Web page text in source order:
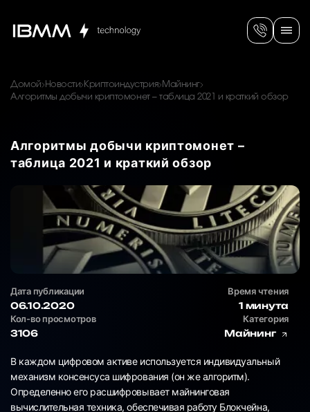
Домой Новости Криптоиндустрия Майнинг
Алгоритмы добычи криптомонет – таблица 2021 и краткий обзор
Алгоритмы добычи криптомонет –
таблица 2021 и краткий обзор
Дата публикации
06.10.2020
Время чтения
1 минута
Кол-во просмотров
3106
Категория
Майнинг
В каждом цифровом активе используется индивидуальный
механизм консенсуса шифрования (он же алгоритм).
Определенно его расшифровывает майнинговая
вычислительная техника, обеспечивая работу Блокчейна,